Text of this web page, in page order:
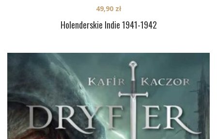
Holenderskie Indie 1941-1942
49,90 zł